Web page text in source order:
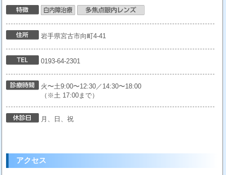
岩手県宮古市向町4-41
0193-64-2301
火〜土9:00〜12:30／14:30〜18:00
（※土 17:00まで）
月、日、祝
アクセス